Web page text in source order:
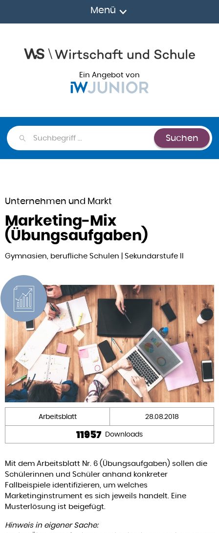
Menü
Ein Angebot von
Suchen Suchen
Marketing-Mix
(Übungsaufgaben)
Unternehmen und Markt
Gymnasien, berufliche Schulen | Sekundarstufe II
Arbeitsblatt 28.08.2018
11957 Downloads
Mit dem Arbeitsblatt Nr. 6 (Übungsaufgaben) sollen die
Schülerinnen und Schüler anhand konkreter
Fallbeispiele identifizieren, um welches
Marketinginstrument es sich jeweils handelt. Eine
Musterlösung ist beigefügt.
Hinweis in eigener Sache: